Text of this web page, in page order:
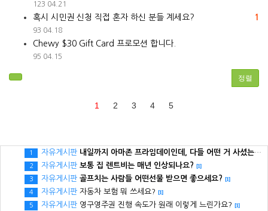
123 04.21
1
혹시 시민권 신청 직접 혼자 하신 분들 계세요?
93 04.18
Chewy $30 Gift Card 프로모션 합니다.
95 04.15
정렬
1 2 3 4 5
1 자유게시판 내일까지 아마존 프라임데이인데, 다들 어떤 거 사셨는지 궁금하네요.
2 자유게시판 보통 집 렌트비는 매년 인상되나요?
[1]
3
자유게시판 골프치는 사람들 어떤선물 받으면 좋으세요?
[1]
4
자유게시판 자동차 보험 뭐 쓰세요?
[1]
5
자유게시판 영구영주권 진행 속도가 원래 이렇게 느린가요? [1]